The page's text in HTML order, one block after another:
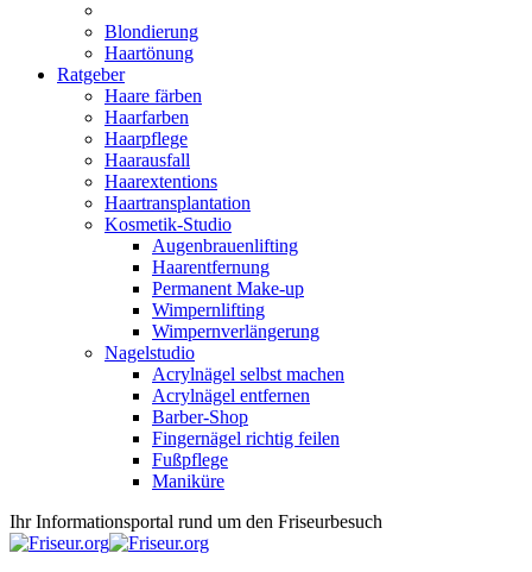
Blondierung
Haartönung
Ratgeber
Haare färben
Haarfarben
Haarpflege
Haarausfall
Haarextentions
Haartransplantation
Kosmetik-Studio
Augenbrauenlifting
Haarentfernung
Permanent Make-up
Wimpernlifting
Wimpernverlängerung
Nagelstudio
Acrylnägel selbst machen
Acrylnägel entfernen
Barber-Shop
Fingernägel richtig feilen
Fußpflege
Maniküre
Ihr Informationsportal rund um den Friseurbesuch